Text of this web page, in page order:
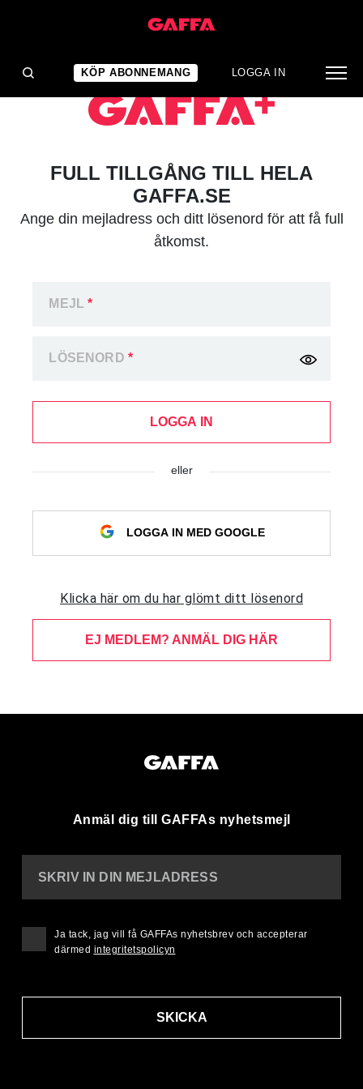
KÖP ABONNEMANG LOGGA IN
FULL TILLGÅNG TILL HELA
GAFFA.SE
Ange din mejladress och ditt lösenord för att få full
åtkomst.
MEJL*
LÖSENORD *
LOGGA IN
eller
LOGGA IN MED GOOGLE
Klicka här om du har glömt ditt lösenord
EJ MEDLEM? ANMÄL DIG HÄR
Anmäl dig till GAFFAs nyhetsmejl
SKRIV IN DIN MEJLADRESS
SKICKA
Ja tack, jag vill få GAFFAs nyhetsbrev och accepterar
därmed integritetspolicyn